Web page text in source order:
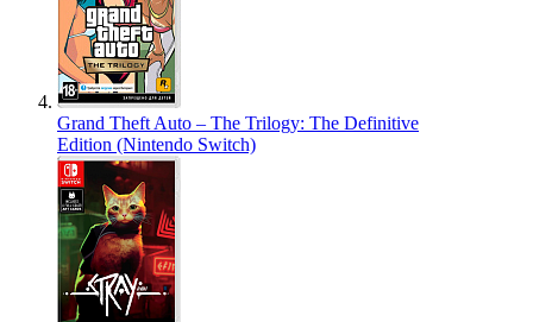
Grand Theft Auto – The Trilogy: The Definitive
Edition (Nintendo Switch)